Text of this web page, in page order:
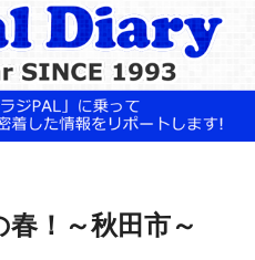
！～秋田市～